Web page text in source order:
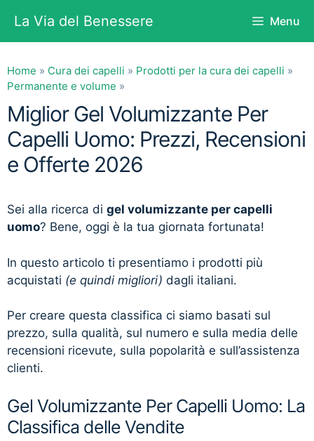
contenuto
La Via del Benessere Menu
Home » Cura dei capelli » Prodotti per la cura dei capelli »
Permanente e volume »
Miglior Gel Volumizzante Per
Capelli Uomo: Prezzi, Recensioni
e Offerte 2026
Sei alla ricerca di gel volumizzante per capelli
uomo? Bene, oggi è la tua giornata fortunata!
In questo articolo ti presentiamo i prodotti più
acquistati (e quindi migliori) dagli italiani.
Per creare questa classifica ci siamo basati sul
prezzo, sulla qualità, sul numero e sulla media delle
recensioni ricevute, sulla popolarità e sull’assistenza
clienti.
Gel Volumizzante Per Capelli Uomo: La
Classifica delle Vendite